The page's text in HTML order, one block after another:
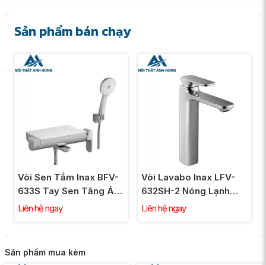
Sản phẩm bán chạy
Vòi Sen Tắm Inax BFV-
633S Tay Sen Tăng Áp
Nóng Lạnh
Liên hệ ngay
Vòi Lavabo Inax LFV-
632SH-2 Nóng Lạnh
Thân Cao Gồm Nút
Liên hệ ngay
Sản phẩm mua kèm